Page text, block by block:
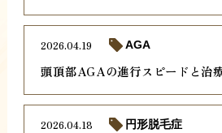
頭頂部AGAの進行スピードと治
2026.04.19 AGA
2026.04.18 円形脱毛症